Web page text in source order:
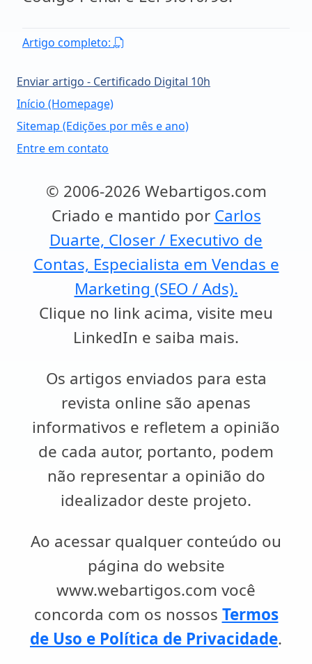
Artigo completo:
Enviar artigo - Certificado Digital 10h
Início (Homepage)
Sitemap (Edições por mês e ano)
Entre em contato
© 2006-2026 Webartigos.com
Criado e mantido por Carlos
Duarte, Closer / Executivo de
Contas, Especialista em Vendas e
Marketing (SEO / Ads).
Clique no link acima, visite meu
LinkedIn e saiba mais.
Os artigos enviados para esta
revista online são apenas
informativos e refletem a opinião
de cada autor, portanto, podem
não representar a opinião do
idealizador deste projeto.
Ao acessar qualquer conteúdo ou
página do website
www.webartigos.com você
concorda com os nossos Termos
de Uso e Política de Privacidade.